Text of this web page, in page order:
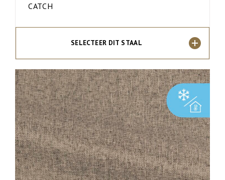
CATCH
SELECTEER DIT STAAL